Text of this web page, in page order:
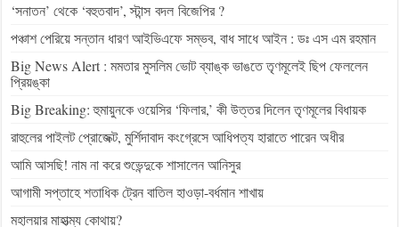
‘সনাতন’ থেকে ‘বহুতবাদ’, স্টান্স বদল বিজেপির ?
পঞ্চাশ পেরিয়ে সন্তান ধারণ আইভিএফে সম্ভব, বাধ সাধে আইন : ডঃ এস এম রহমান
Big News Alert : মমতার মুসলিম ভোট ব্যাঙ্ক ভাঙতে তৃণমূলেই ছিপ ফেললেন
প্রিয়ঙ্কা
Big Breaking: হুমায়ুনকে ওয়েসির ‘ফিলার,’ কী উত্তর দিলেন তৃণমূলের বিধায়ক
রাহুলের পাইলট প্রোজেক্ট, মুর্শিদাবাদ কংগ্রেসে আধিপত্য হারাতে পারেন অধীর
আমি আসছি! নাম না করে শুভেন্দুকে শাসালেন আনিসুর
আগামী সপ্তাহে শতাধিক ট্রেন বাতিল হাওড়া-বর্ধমান শাখায়
মহালয়ার মাহাত্ম্য কোথায়?